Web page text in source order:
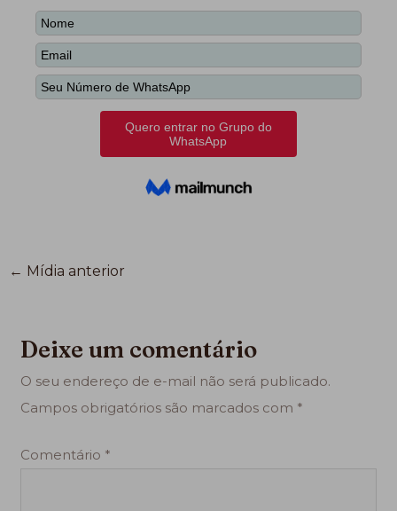
← Mídia anterior
Deixe um comentário
O seu endereço de e-mail não será publicado.
Campos obrigatórios são marcados com *
Comentário *